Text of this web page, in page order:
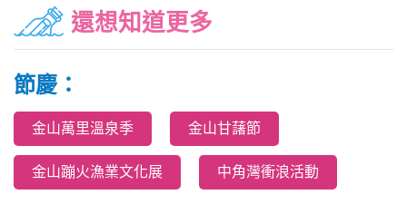
還想知道更多
節慶：
金山萬里溫泉季 金山甘藷節
金山蹦火漁業文化展 中角灣衝浪活動